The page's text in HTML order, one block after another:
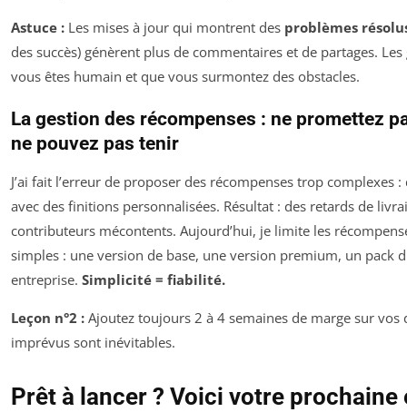
Astuce : Les mises à jour qui montrent des problèmes
des succès) génèrent plus de commentaires et de partages.
vous êtes humain et que vous surmontez des obstacles.
La gestion des récompenses : ne promettez
ne pouvez pas tenir
J’ai fait l’erreur de proposer des récompenses trop complexes
avec des finitions personnalisées. Résultat : des retards de
contributeurs mécontents. Aujourd’hui, je limite les
simples : une version de base, une version premium, un pack
entreprise. Simplicité = fiabilité.
Leçon n°2 : Ajoutez toujours 2 à 4 semaines de marge sur vos
imprévus sont inévitables.
Prêt à lancer ? Voici votre prochaine